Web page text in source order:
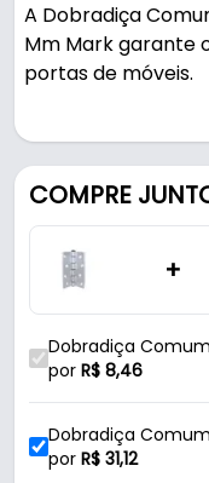
A Dobradiça
Mm Mark garante
portas de móveis.
Fabricada em
resistente e
Características:
- Marca: Mark
- Modelo: Comum
- Linha: Leve
- Acabamento:
- Capacidade de
COMPRE
+
Dobradiça
por R$ 8,46
Dobradiça Comum
Pino Bola União
por R$ 31,12